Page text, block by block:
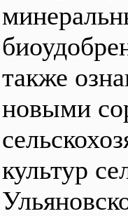
также
новыми
культур